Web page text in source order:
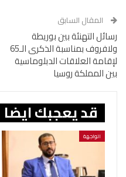
المقال السابق
رسائل التهنئة بين بوريطة
ولافروف بمناسبة الذكرى الـ65
لإقامة العلاقات الدبلوماسية
بين المملكة روسيا
قد يعجبك ايضا
الواجهة